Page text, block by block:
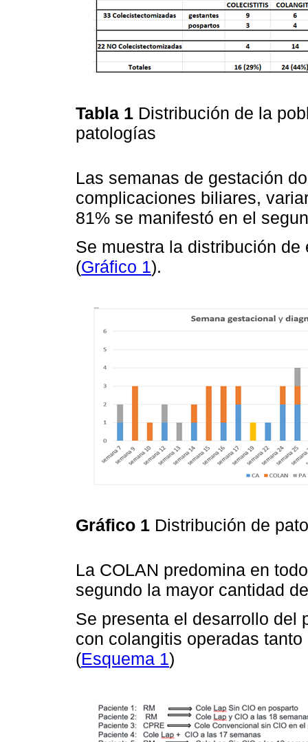
Tabla 1 Distribución de la
patologías
Las semanas de gestación
complicaciones biliares,
81% se manifestó en el
Se muestra la distribución
(Gráfico 1).
Gráfico 1 Distribución de
La COLAN predomina en
segundo la mayor cantidad
Se presenta el desarrollo del
con colangitis operadas
(Esquema 1)